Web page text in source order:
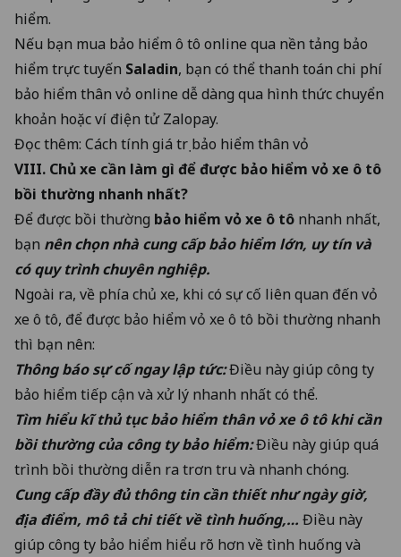
hiểm.
Nếu bạn mua bảo hiểm ô tô online qua nền tảng bảo
hiểm trực tuyến Saladin, bạn có thể thanh toán chi phí
bảo hiểm thân vỏ online dễ dàng qua hình thức chuyển
khoản hoặc ví điện tử Zalopay.
Đọc thêm: Cách tính giá trị bảo hiểm thân vỏ
VIII. Chủ xe cần làm gì để được bảo hiểm vỏ xe ô tô
bồi thường nhanh nhất?
Để được bồi thường bảo hiểm vỏ xe ô tô nhanh nhất,
bạn nên chọn nhà cung cấp bảo hiểm lớn, uy tín và
có quy trình chuyên nghiệp.
Ngoài ra, về phía chủ xe, khi có sự cố liên quan đến vỏ
xe ô tô, để được bảo hiểm vỏ xe ô tô bồi thường nhanh
thì bạn nên:
Thông báo sự cố ngay lập tức:Điều này giúp công ty
bảo hiểm tiếp cận và xử lý nhanh nhất có thể.
Tìm hiểu kĩ thủ tục bảo hiểm thân vỏ xe ô tô khi cần
bồi thường của công ty bảo hiểm:Điều này giúp quá
trình bồi thường diễn ra trơn tru và nhanh chóng.
Cung cấp đầy đủ thông tin cần thiết như ngày giờ,
địa điểm, mô tả chi tiết về tình huống,… Điều này
giúp công ty bảo hiểm hiểu rõ hơn về tình huống và